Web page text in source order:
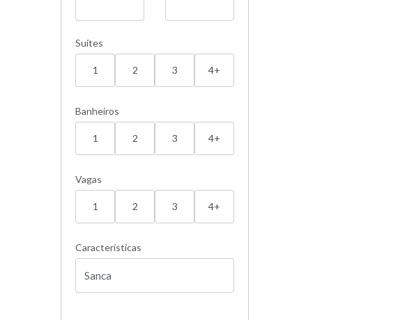
Suítes
1 2 3 4+
Banheiros
1 2 3 4+
Vagas
1 2 3 4+
Características